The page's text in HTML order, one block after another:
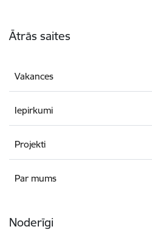
Ātrās saites
Vakances
Iepirkumi
Projekti
Par mums
Noderīgi